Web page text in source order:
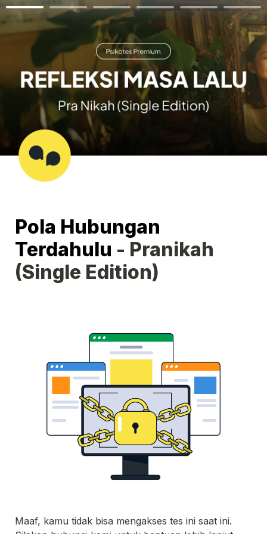
Pola Hubungan
Terdahulu - Pranikah
(Single Edition)
Maaf, kamu tidak bisa mengakses tes ini saat ini.